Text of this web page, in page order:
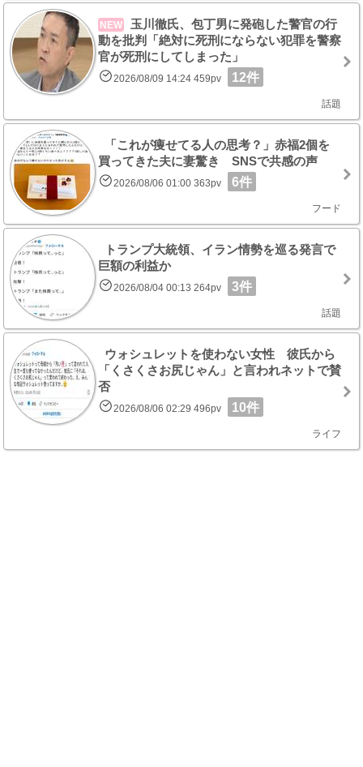
NEW
玉川徹氏、包丁男に発砲した警官の行
動を批判「絶対に死刑にならない犯罪を警察
官が死刑にしてしまった」
2026/08/09 14:24 459pv 12件
話題
「これが痩せてる人の思考？」赤福2個を
買ってきた夫に妻驚き SNSで共感の声
2026/08/06 01:00 363pv 6件
フード
トランプ大統領、イラン情勢を巡る発言で
巨額の利益か
2026/08/04 00:13 264pv 3件
話題
ウォシュレットを使わない女性 彼氏から
「くさくさお尻じゃん」と言われネットで賛
否
2026/08/06 02:29 496pv 10件
ライフ